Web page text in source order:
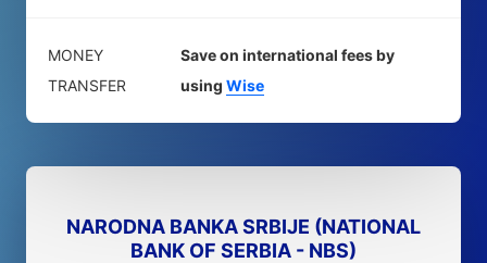
MONEY
TRANSFER
Save on international fees by
using Wise
NARODNA BANKA SRBIJE (NATIONAL
BANK OF SERBIA - NBS)